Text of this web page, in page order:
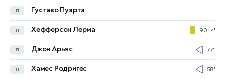
п Густаво Пуэрта
п Хефферсон Лерма 90+4'
п Джон Арьяс 77'
п Хамес Родригес 58'
з Шансель Мбемба
з Аарон Ван-Биссака
п Самуэль Мутуссами
н Йоан Висса